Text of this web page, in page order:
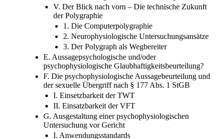
3. Zuverlässigkeit der Untersuchungsmethode
V. Der Blick nach vorn – Die technische Zukunft
der Polygraphie
1. Die Computerpolygraphie
2. Neurophysiologische Untersuchungsansätze
3. Der Polygraph als Wegbereiter
E. Aussagepsychologische und/oder
psychophysiologische Glaubhaftigkeitsbeurteilung?
F. Die psychophysiologische Aussagebeurteilung und
der sexuelle Übergriff nach § 177 Abs. 1 StGB
I. Einsetzbarkeit der TWT
II. Einsatzbarkeit der VFT
G. Ausgestaltung einer psychophysiologischen
Untersuchung vor Gericht